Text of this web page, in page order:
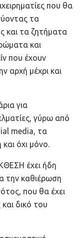
που θα
τα
και τα ζητήματα
και
που έχουν
αρχή μέχρι και
για
γύρω από
media, τα
όχι μόνο.
έχει ήδη
την καθιέρωση
που θα έχει
δικό του